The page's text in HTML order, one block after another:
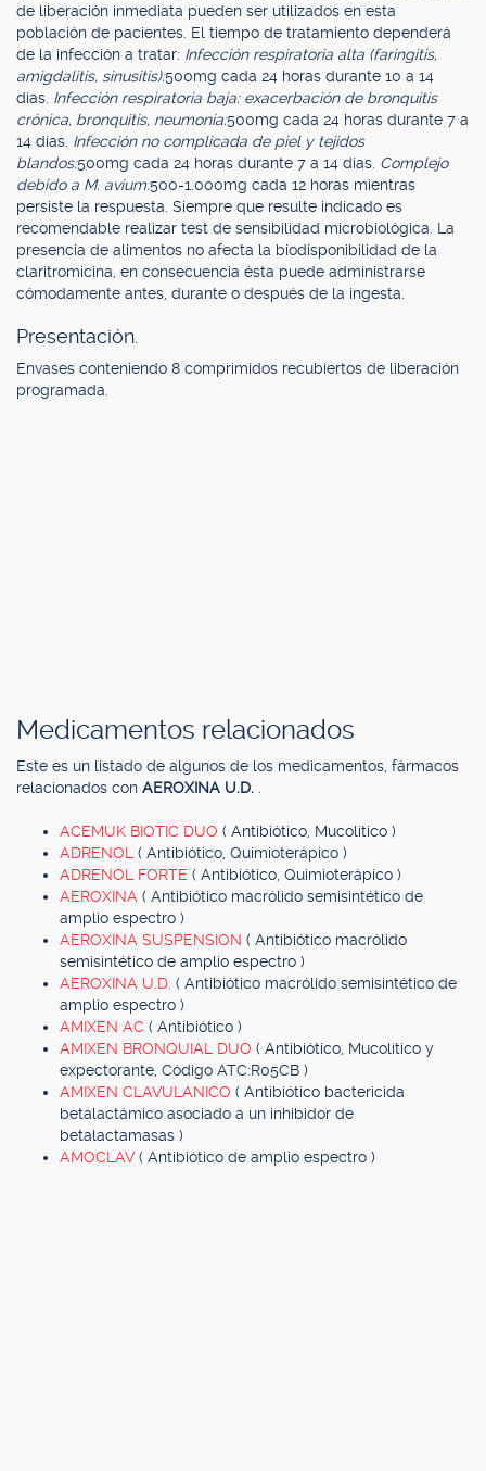
de liberación inmediata pueden ser utilizados en esta
población de pacientes. El tiempo de tratamiento dependerá
de la infección a tratar: Infección respiratoria alta (faringitis,
amigdalitis, sinusitis):500mg cada 24 horas durante 10 a 14
días. Infección respiratoria baja: exacerbación de bronquitis
crónica, bronquitis, neumonía:500mg cada 24 horas durante 7 a
14 días. Infección no complicada de piel y tejidos
blandos:500mg cada 24 horas durante 7 a 14 días. Complejo
debido a M. avium:500-1.000mg cada 12 horas mientras
persiste la respuesta. Siempre que resulte indicado es
recomendable realizar test de sensibilidad microbiológica. La
presencia de alimentos no afecta la biodisponibilidad de la
claritromicina, en consecuencia ésta puede administrarse
cómodamente antes, durante o después de la ingesta.
Presentación.
Envases conteniendo 8 comprimidos recubiertos de liberación
programada.
Medicamentos relacionados
Este es un listado de algunos de los medicamentos, fármacos
relacionados con AEROXINA U.D.
ACEMUK BIOTIC DUO ( Antibiótico, Mucolítico )
ADRENOL ( Antibiótico, Quimioterápico )
ADRENOL FORTE ( Antibiótico, Quimioterápico )
AEROXINA ( Antibiótico macrólido semisintético de
amplio espectro )
AEROXINA SUSPENSION ( Antibiótico macrólido
semisintético de amplio espectro )
AEROXINA U.D. ( Antibiótico macrólido semisintético de
amplio espectro )
AMIXEN AC ( Antibiótico )
AMIXEN BRONQUIAL DUO ( Antibiótico, Mucolítico y
expectorante, Código ATC:R05CB )
AMIXEN CLAVULANICO ( Antibiótico bactericida
betalactámico asociado a un inhibidor de
betalactamasas )
AMOCLAV( Antibiótico de amplio espectro )